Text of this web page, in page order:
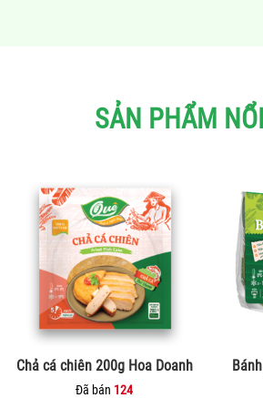
SẢN PHẨM
Chả cá chiên 200g Hoa Doanh
Đã bán 124